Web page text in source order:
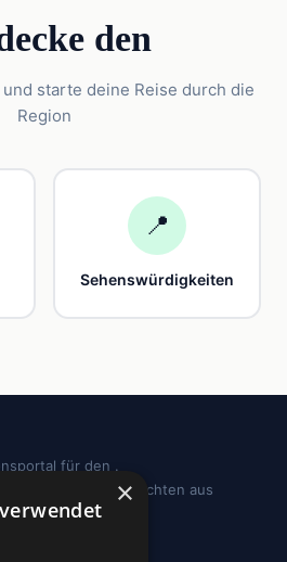
den
starte deine Reise durch die
Region
📍
Sehenswürdigkeiten
für den .
und Geschichten aus
×